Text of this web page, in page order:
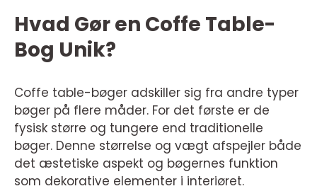
Hvad Gør en Coffe Table-
Bog Unik?
Coffe table-bøger adskiller sig fra andre typer
bøger på flere måder. For det første er de
fysisk større og tungere end traditionelle
bøger. Denne størrelse og vægt afspejler både
det æstetiske aspekt og bøgernes funktion
som dekorative elementer i interiøret.